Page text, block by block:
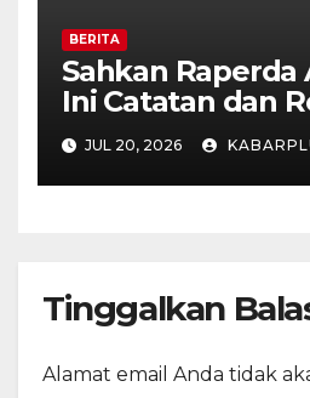
BERITA
Sahkan Raperda
Ini Catatan dan
Fraksi DPRD
JUL 20, 2026
Tinggalkan
Alamat email Anda tidak